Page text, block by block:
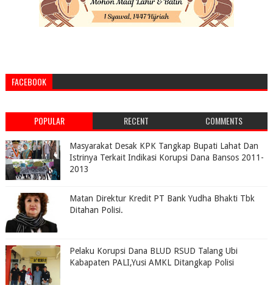
FACEBOOK
POPULAR RECENT COMMENTS
Masyarakat Desak KPK Tangkap Bupati Lahat Dan
Istrinya Terkait Indikasi Korupsi Dana Bansos 2011-
2013
Matan Direktur Kredit PT Bank Yudha Bhakti Tbk
Ditahan Polisi.
Pelaku Korupsi Dana BLUD RSUD Talang Ubi
Kabapaten PALI,Yusi AMKL Ditangkap Polisi